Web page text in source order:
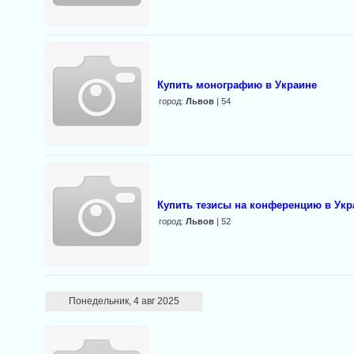
Купить монографию в Украине
город:Львов | 54
Купить тезисы на конференцию в
город:Львов | 52
Понедельник, 4 авг 2025